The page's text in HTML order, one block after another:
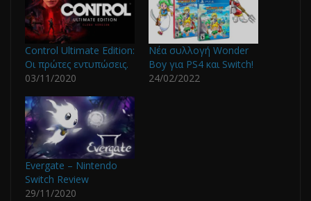
Control Ultimate Edition:
Οι πρώτες εντυπώσεις.
03/11/2020
Νέα συλλογή Wonder
Boy για PS4 και Switch!
24/02/2022
Evergate – Nintendo
Switch Review
29/11/2020